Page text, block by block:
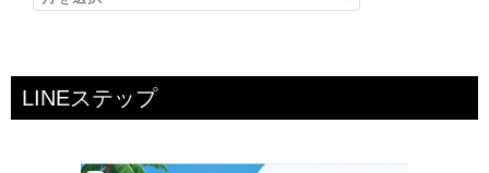
LINEステップ